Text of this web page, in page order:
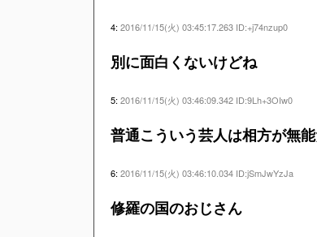
4: 2016/11/15(火) 03:45:17.263 ID:+j74nzup0
別に面白くないけどね
5: 2016/11/15(火) 03:46:09.342 ID:9Lh+3OIw0
普通こういう芸人は相方が無
6: 2016/11/15(火) 03:46:10.034 ID:jSmJwYzJa
修羅の国のおじさん